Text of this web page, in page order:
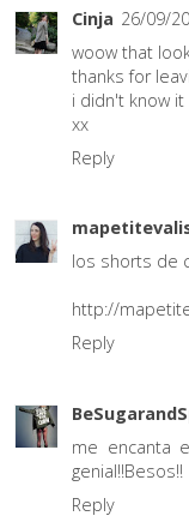
Cinja 26/09/
woow that
thanks for
i didn't know it
xx
Reply
los shorts de
http://
Reply
me encanta
genial!!Besos!!
Reply